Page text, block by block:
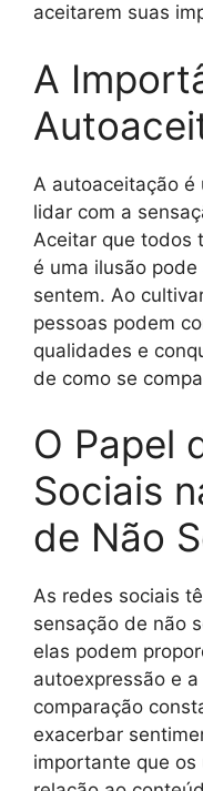
aceitarem suas
A
A autoaceitação é
lidar com a
Aceitar que todos
é uma ilusão
sentem. Ao
pessoas podem
qualidades e
de como se
O Papel
Sociais
de Não
As redes sociais
sensação de não
elas podem
autoexpressão e
comparação
exacerbar
importante que os